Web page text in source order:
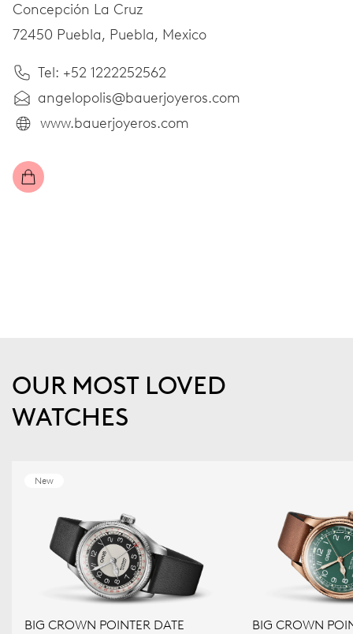
Concepción La Cruz
72450 Puebla, Puebla, Mexico
Tel: +52 1222252562
angelopolis@bauerjoyeros.com
www.bauerjoyeros.com
OUR MOST LOVED
WATCHES
New
BIG CROWN POINTER DATE
BIG CROWN